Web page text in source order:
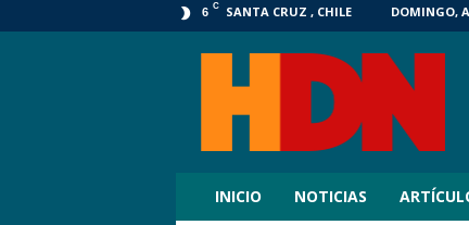
6 C SANTA CRUZ , CHILE DOMINGO,
HDN
INICIO NOTICIAS